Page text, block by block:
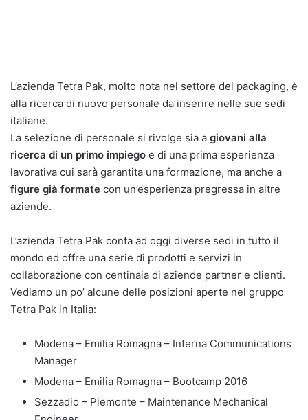
L’azienda Tetra Pak, molto nota nel settore del packaging, è
alla ricerca di nuovo personale da inserire nelle sue sedi
italiane.
La selezione di personale si rivolge sia a giovani alla
ricerca di un primo impiego e di una prima esperienza
lavorativa cui sarà garantita una formazione, ma anche a
figure già formate con un’esperienza pregressa in altre
aziende.
L’azienda Tetra Pak conta ad oggi diverse sedi in tutto il
mondo ed offre una serie di prodotti e servizi in
collaborazione con centinaia di aziende partner e clienti.
Vediamo un po’ alcune delle posizioni aperte nel gruppo
Tetra Pak in Italia:
Modena – Emilia Romagna – Interna Communications
Manager
Modena – Emilia Romagna – Bootcamp 2016
Sezzadio – Piemonte – Maintenance Mechanical